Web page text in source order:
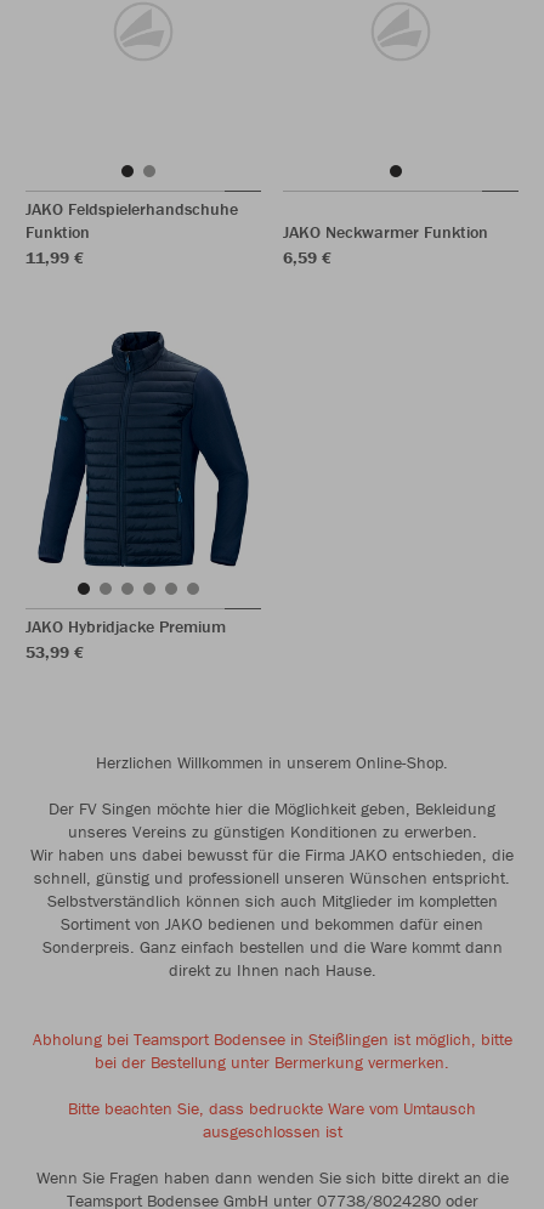
JAKO Feldspielerhandschuhe
Funktion
11,99 €
JAKO Neckwarmer Funktion
6,59 €
JAKO Hybridjacke Premium
53,99 €
Herzlichen Willkommen in unserem Online-Shop.
Der FV Singen möchte hier die Möglichkeit geben, Bekleidung
unseres Vereins zu günstigen Konditionen zu erwerben.
Wir haben uns dabei bewusst für die Firma JAKO entschieden, die
schnell, günstig und professionell unseren Wünschen entspricht.
Selbstverständlich können sich auch Mitglieder im kompletten
Sortiment von JAKO bedienen und bekommen dafür einen
Sonderpreis. Ganz einfach bestellen und die Ware kommt dann
direkt zu Ihnen nach Hause.
Abholung bei Teamsport Bodensee in Steißlingen ist möglich, bitte
bei der Bestellung unter Bermerkung vermerken.
Bitte beachten Sie, dass bedruckte Ware vom Umtausch
ausgeschlossen ist
Wenn Sie Fragen haben dann wenden Sie sich bitte direkt an die
Teamsport Bodensee GmbH unter 07738/8024280 oder